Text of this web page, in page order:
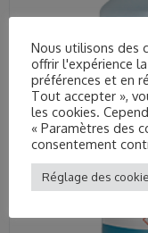
Nous utilisons des
offrir l'expérience
préférences et en
Tout accepter »,
les cookies.
« Paramètres des
consentement
Réglage des